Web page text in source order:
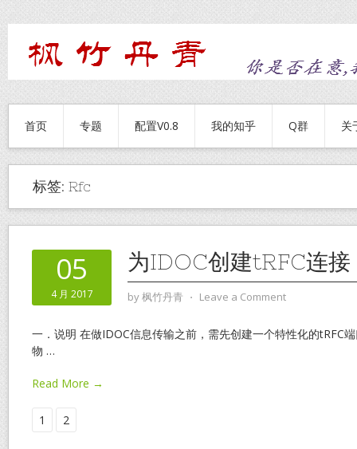
首页 专题 配置V0.8 我的知乎 Q群 关
标签: Rfc
05
4 月 2017
为IDOC创建tRFC连接
by枫竹丹青 ⋅ Leave a Comment
一．说明 在做IDOC信息传输之前，需先创建一个特性化的tRFC
物 …
Read More →
1 2